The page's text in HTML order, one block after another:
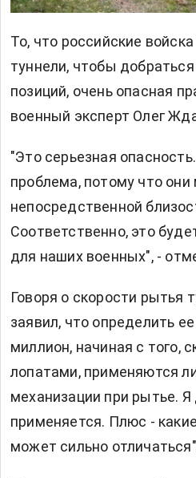
То, что российские
туннели, чтобы
позиций, очень опасная
военный эксперт Олег
"Это серьезная
проблема, потому что они
непосредственной
Соответственно, это
для наших военных", -
Говоря о скорости рытья
заявил, что определить
миллион, начиная с того,
лопатами, применяются
механизации при рытье.
применяется. Плюс -
может сильно